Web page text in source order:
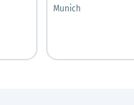
Munich